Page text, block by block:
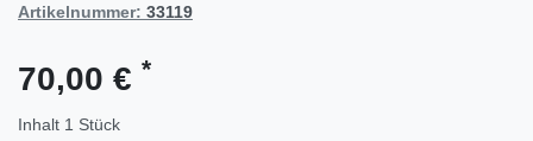
Artikelnummer: 33119
70,00 € *
Inhalt 1 Stück